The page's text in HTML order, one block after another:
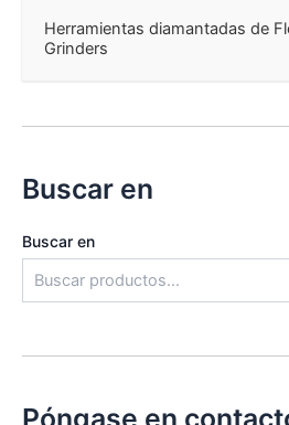
Herramientas diamantadas de
Grinders
Buscar en
Buscar en